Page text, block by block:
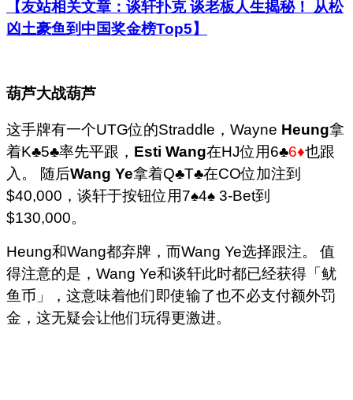
【友站相关文章：谈轩扑克 谈老板人生揭秘！ 从松
凶土豪鱼到中国奖金榜Top5】
葫芦大战葫芦
这手牌有一个UTG位的Straddle，Wayne Heung拿
着K♣5♣率先平跟， Esti Wang在HJ位用6♣6♦也跟
入。 随后Wang Ye拿着Q♣T♣在CO位加注到
$40,000，谈轩于按钮位用7♠4♠ 3-Bet到
$130,000。
Heung和Wang都弃牌，而Wang Ye选择跟注。 值
得注意的是，Wang Ye和谈轩此时都已经获得「鱿
鱼币」，这意味着他们即使输了也不必支付额外罚
金，这无疑会让他们玩得更激进。